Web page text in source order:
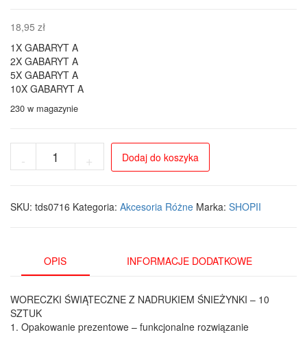
18,95 zł
1X GABARYT A
2X GABARYT A
5X GABARYT A
10X GABARYT A
230 w magazynie
-
Worek
z
10
sztuk
+ Dodaj do koszyka
SKU: tds0716 Kategoria: Akcesoria Różne Marka: SHOPII
OPIS INFORMACJE DODATKOWE
WORECZKI ŚWIĄTECZNE Z NADRUKIEM ŚNIEŻYNKI – 10
SZTUK
1. Opakowanie prezentowe – funkcjonalne rozwiązanie